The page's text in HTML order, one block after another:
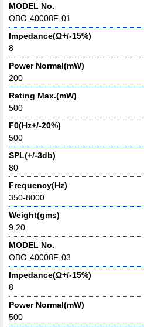
MODEL No.
OBO-40008F-01
Impedance(Ω+/-15%)
8
Power Normal(mW)
200
Rating Max.(mW)
500
F0(Hz+/-20%)
500
SPL(+/-3db)
80
Frequency(Hz)
350-8000
Weight(gms)
9.20
MODEL No.
OBO-40008F-03
Impedance(Ω+/-15%)
8
Power Normal(mW)
500